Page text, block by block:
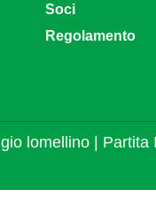
Soci
Regolamento
lomellino | Partita